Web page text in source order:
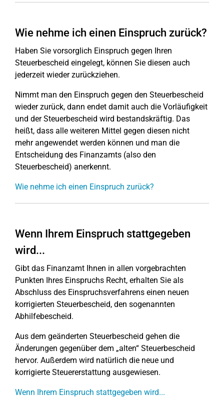
Wie nehme ich einen Einspruch zurück?
Haben Sie vorsorglich Einspruch gegen Ihren
Steuerbescheid eingelegt, können Sie diesen auch
jederzeit wieder zurückziehen.
Nimmt man den Einspruch gegen den Steuerbescheid
wieder zurück, dann endet damit auch die Vorläufigkeit
und der Steuerbescheid wird bestandskräftig. Das
heißt, dass alle weiteren Mittel gegen diesen nicht
mehr angewendet werden können und man die
Entscheidung des Finanzamts (also den
Steuerbescheid) anerkennt.
Wie nehme ich einen Einspruch zurück?
Wenn Ihrem Einspruch stattgegeben
wird...
Gibt das Finanzamt Ihnen in allen vorgebrachten
Punkten Ihres Einspruchs Recht, erhalten Sie als
Abschluss des Einspruchsverfahrens einen neuen
korrigierten Steuerbescheid, den sogenannten
Abhilfebescheid.
Aus dem geänderten Steuerbescheid gehen die
Änderungen gegenüber dem „alten“ Steuerbescheid
hervor. Außerdem wird natürlich die neue und
korrigierte Steuererstattung ausgewiesen.
Wenn Ihrem Einspruch stattgegeben wird...